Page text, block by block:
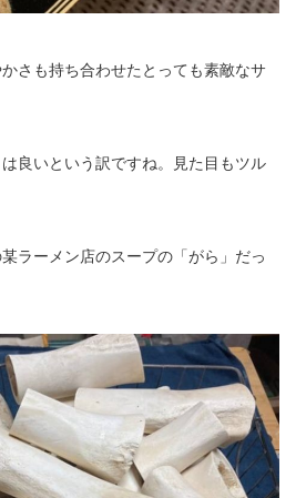
さも持ち合わせたとっても素敵なサ
良いという訳ですね。見た目もツル
ラーメン店のスープの「がら」だっ